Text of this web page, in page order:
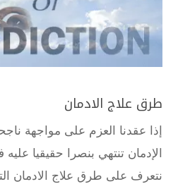
طرق علاج الادمان
إذا عقدنا العزم على مواجهة
الإدمان تنتهي بنصرا حقيقيا
نتعرف على طرق علاج الادمان